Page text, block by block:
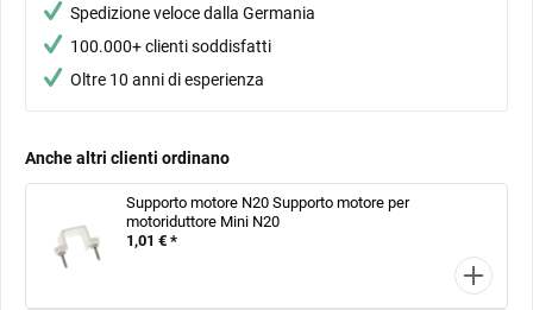
Spedizione veloce dalla Germania
100.000+ clienti soddisfatti
Oltre 10 anni di esperienza
Anche altri clienti ordinano
Supporto motore N20 Supporto motore per
motoriduttore Mini N20
1,01 € *